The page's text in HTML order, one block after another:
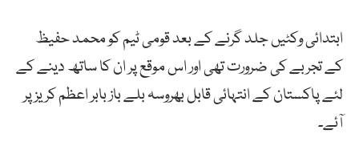
ابتدائی وکٹیں جلد گرنے کے بعد قومی ٹیم کو محمد حفیظ
کے تجربے کی ضرورت تھی اور اس موقع پر ان کا ساتھ دینے کے
لئے پاکستان کے انتہائی قابل بھروسہ بلے باز بابر اعظم کریز پر
آئے۔